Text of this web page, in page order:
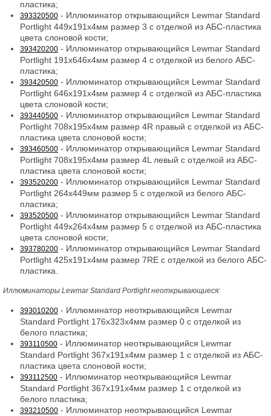
пластика;
393320500 - Иллюминатор открывающийся Lewmar Standard
Portlight 449x191x4мм размер 3 с отделкой из АБС-пластика
цвета слоновой кости;
393420200 - Иллюминатор открывающийся Lewmar Standard
Portlight 191x646x4мм размер 4 с отделкой из белого АБС-
пластика;
393420500 - Иллюминатор открывающийся Lewmar Standard
Portlight 646x191x4мм размер 4 с отделкой из АБС-пластика
цвета слоновой кости;
393440500 - Иллюминатор открывающийся Lewmar Standard
Portlight 708x195x4мм размер 4R правый с отделкой из АБС-
пластика цвета слоновой кости;
393460500 - Иллюминатор открывающийся Lewmar Standard
Portlight 708x195x4мм размер 4L левый с отделкой из АБС-
пластика цвета слоновой кости;
393520200 - Иллюминатор открывающийся Lewmar Standard
Portlight 264x449мм размер 5 с отделкой из белого АБС-
пластика;
393520500 - Иллюминатор открывающийся Lewmar Standard
Portlight 449x264x4мм размер 5 с отделкой из АБС-пластика
цвета слоновой кости;
393780200 - Иллюминатор открывающийся Lewmar Standard
Portlight 425x191x4мм размер 7RE с отделкой из белого АБС-
пластика.
Иллюминаторы Lewmar Standard Portlight неоткрывающиеся:
393010200 - Иллюминатор неоткрывающийся Lewmar
Standard Portlight 176x323x4мм размер 0 с отделкой из
белого пластика;
393110500 - Иллюминатор неоткрывающийся Lewmar
Standard Portlight 367x191x4мм размер 1 с отделкой из АБС-
пластика цвета слоновой кости;
393112500 - Иллюминатор неоткрывающийся Lewmar
Standard Portlight 367x191x4мм размер 1 с отделкой из
белого пластика;
393210500 - Иллюминатор неоткрывающийся Lewmar